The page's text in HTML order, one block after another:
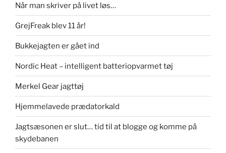
Når man skriver på livet løs…
GrejFreak blev 11 år!
Bukkejagten er gået ind
Nordic Heat – intelligent batteriopvarmet tøj
Merkel Gear jagttøj
Hjemmelavede prædatorkald
Jagtsæsonen er slut… tid til at blogge og komme på
skydebanen